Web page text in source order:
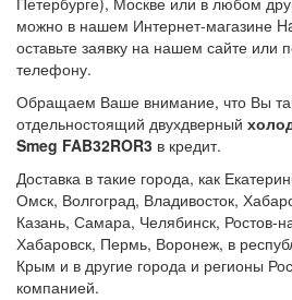
можно в нашем Интернет-магазине
оставьте заявку на нашем сайте или
телефону.
Обращаем Ваше внимание, что Вы
отдельностоящий двухдверный
Smeg FAB32ROR3 в кредит.
Доставка в такие города, как
Омск, Волгоград, Владивосток,
Казань, Самара, Челябинск, Ростов-
Хабаровск, Пермь, Воронеж, в
Крым и в другие города и регионы
компанией.